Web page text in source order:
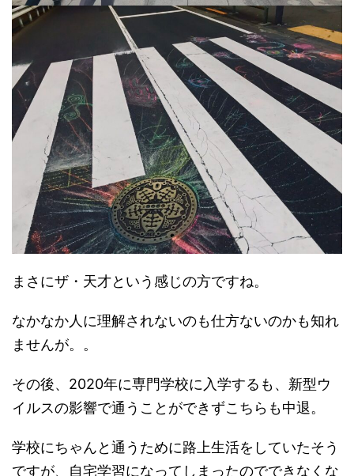
まさにザ・天才という感じの方ですね。
なかなか人に理解されないのも仕方ないのかも知れ
ませんが。。
その後、2020年に専門学校に入学するも、新型ウ
イルスの影響で通うことができずこちらも中退。
学校にちゃんと通うために路上生活をしていたそう
ですが、自宅学習になってしまったのでできなくな